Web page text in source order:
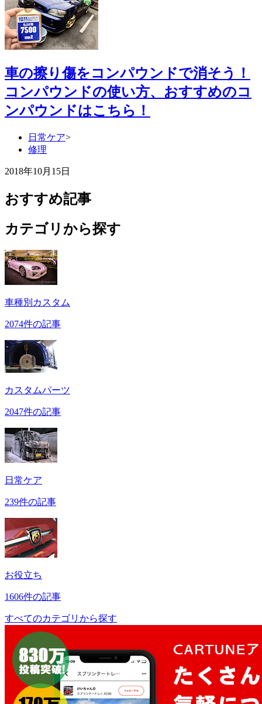
車の擦り傷をコンパウンドで消そう！
コンパウンドの使い方、おすすめのコ
ンパウンドはこちら！
日常ケア>
修理
2018年10月15日
おすすめ記事
カテゴリから探す
車種別カスタム
2074件の記事
カスタムパーツ
2047件の記事
日常ケア
239件の記事
お役立ち
1606件の記事
すべてのカテゴリから探す